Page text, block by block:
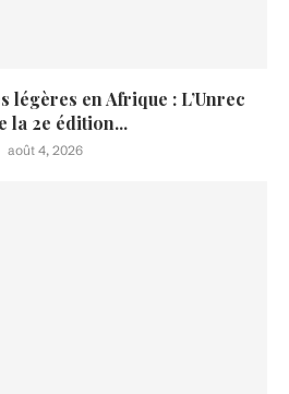
légères en Afrique : L’Unrec
la 2e édition...
août 4, 2026